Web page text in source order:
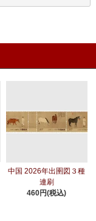
中国 2026年出圉図３種
連刷
460円(税込)